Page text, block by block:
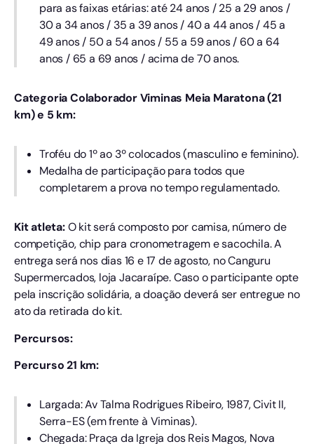
para as faixas etárias: até 24 anos / 25 a 29 anos /
30 a 34 anos / 35 a 39 anos / 40 a 44 anos / 45 a
49 anos / 50 a 54 anos / 55 a 59 anos / 60 a 64
anos / 65 a 69 anos / acima de 70 anos.
Categoria Colaborador Viminas Meia Maratona (21
km) e 5 km:
Troféu do 1º ao 3º colocados (masculino e feminino).
Medalha de participação para todos que
completarem a prova no tempo regulamentado.
Kit atleta:O kit será composto por camisa, número de
competição, chip para cronometragem e sacochila. A
entrega será nos dias 16 e 17 de agosto, no Canguru
Supermercados, loja Jacaraípe. Caso o participante opte
pela inscrição solidária, a doação deverá ser entregue no
ato da retirada do kit.
Percursos:
Percurso 21 km:
Largada: Av Talma Rodrigues Ribeiro, 1987, Civit II,
Serra-ES (em frente à Viminas).
Chegada: Praça da Igreja dos Reis Magos, Nova